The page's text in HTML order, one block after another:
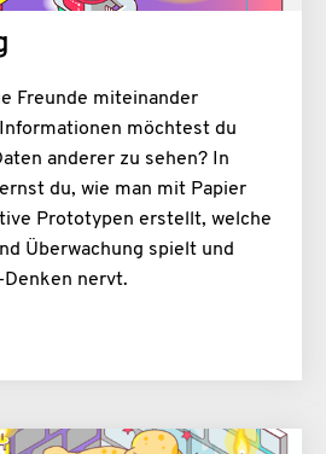
Freunde miteinander
möchtest du
anderer zu sehen? In
du, wie man mit Papier
Prototypen erstellt, welche
Überwachung spielt und
Denken nervt.